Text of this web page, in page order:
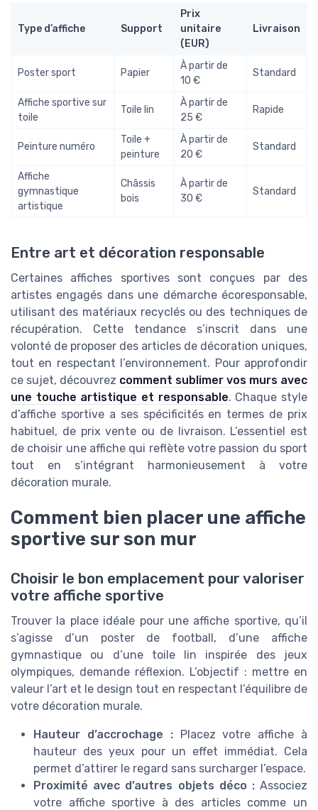
Type d’affiche Support
Prix
unitaire
(EUR)
Livraison
Poster sport Papier
À partir de
10 €
Standard
Affiche sportive sur
toile
Toile lin
À partir de
25 €
Rapide
Peinture numéro
Toile +
peinture
À partir de
20 €
Standard
Affiche
gymnastique
artistique
Châssis
bois
À partir de
30 €
Standard
Entre art et décoration responsable
Certaines affiches sportives sont conçues par des
artistes engagés dans une démarche écoresponsable,
utilisant des matériaux recyclés ou des techniques de
récupération. Cette tendance s’inscrit dans une
volonté de proposer des articles de décoration uniques,
tout en respectant l’environnement. Pour approfondir
ce sujet, découvrez comment sublimer vos murs avec
une touche artistique et responsable. Chaque style
d’affiche sportive a ses spécificités en termes de prix
habituel, de prix vente ou de livraison. L’essentiel est
de choisir une affiche qui reflète votre passion du sport
tout en s’intégrant harmonieusement à votre
décoration murale.
Comment bien placer une affiche
sportive sur son mur
Choisir le bon emplacement pour valoriser
votre affiche sportive
Trouver la place idéale pour une affiche sportive, qu’il
s’agisse d’un poster de football, d’une affiche
gymnastique ou d’une toile lin inspirée des jeux
olympiques, demande réflexion. L’objectif : mettre en
valeur l’art et le design tout en respectant l’équilibre de
votre décoration murale.
Hauteur d’accrochage :Placez votre affiche à
hauteur des yeux pour un effet immédiat. Cela
permet d’attirer le regard sans surcharger l’espace.
Proximité avec d’autres objets déco :Associez
votre affiche sportive à des articles comme un